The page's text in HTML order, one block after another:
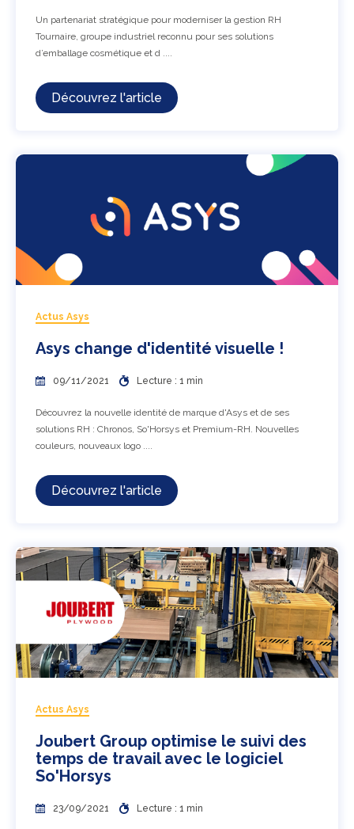
Un partenariat stratégique pour moderniser la gestion RH
Tournaire, groupe industriel reconnu pour ses solutions
d’emballage cosmétique et d ....
Découvrez l'article
Actus Asys
Asys change d'identité visuelle !
09/11/2021 Lecture : 1 min
Découvrez la nouvelle identité de marque d'Asys et de ses
solutions RH : Chronos, So'Horsys et Premium-RH. Nouvelles
couleurs, nouveaux logo ....
Découvrez l'article
Actus Asys
Joubert Group optimise le suivi des
temps de travail avec le logiciel
So'Horsys
23/09/2021 Lecture : 1 min